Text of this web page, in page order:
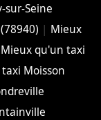
sur-Seine
| Mieux
Mieux qu'un taxi
Moisson